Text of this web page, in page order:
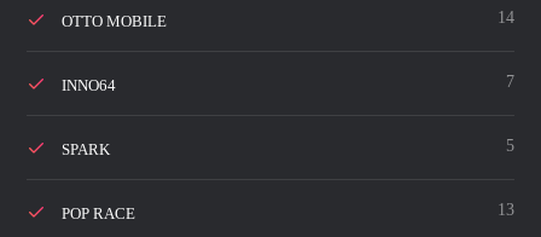
OTTO MOBILE 14
INNO64 7
SPARK 5
POP RACE 13